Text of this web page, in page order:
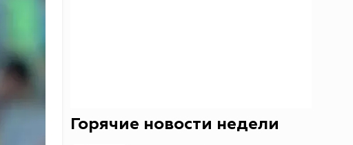
Горячие новости недели